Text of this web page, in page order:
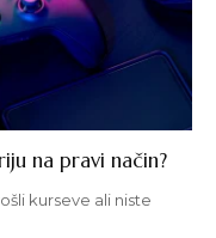
na pravi način?
kurseve ali niste